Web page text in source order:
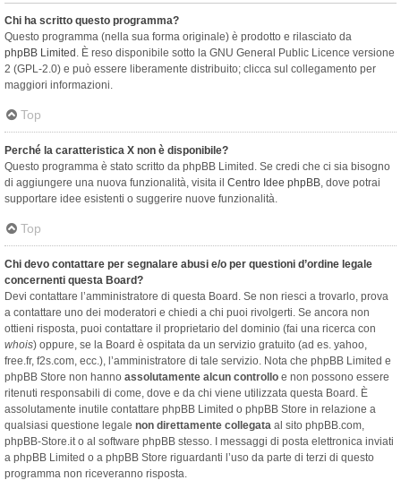
Chi ha scritto questo programma?
Questo programma (nella sua forma originale) è prodotto e rilasciato da
phpBB Limited . È reso disponibile sotto la GNU General Public Licence versione
2 (GPL-2.0) e può essere liberamente distribuito; clicca sul collegamento per
maggiori informazioni.
Top
Perché la caratteristica X non è disponibile?
Questo programma è stato scritto da phpBB Limited. Se credi che ci sia bisogno
di aggiungere una nuova funzionalità, visita il Centro Idee phpBB, dove potrai
supportare idee esistenti o suggerire nuove funzionalità.
Top
Chi devo contattare per segnalare abusi e/o per questioni d’ordine legale
concernenti questa Board?
Devi contattare l’amministratore di questa Board. Se non riesci a trovarlo, prova
a contattare uno dei moderatori e chiedi a chi puoi rivolgerti. Se ancora non
ottieni risposta, puoi contattare il proprietario del dominio (fai una ricerca con
whois) oppure, se la Board è ospitata da un servizio gratuito (ad es. yahoo,
free.fr, f2s.com, ecc.), l’amministratore di tale servizio. Nota che phpBB Limited e
phpBB Store non hanno assolutamente alcun controllo e non possono essere
ritenuti responsabili di come, dove e da chi viene utilizzata questa Board. È
assolutamente inutile contattare phpBB Limited o phpBB Store in relazione a
qualsiasi questione legale non direttamente collegata al sito phpBB.com,
phpBB-Store.it o al software phpBB stesso. I messaggi di posta elettronica inviati
a phpBB Limited o a phpBB Store riguardanti l’uso da parte di terzi di questo
programma non riceveranno risposta.